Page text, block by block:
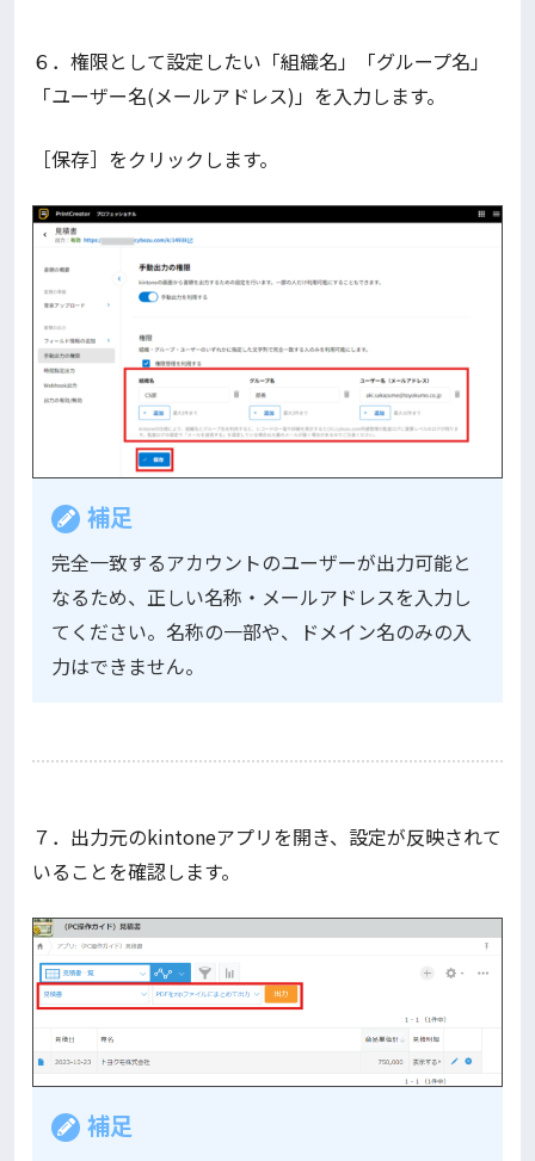
６．権限として設定したい「組織名」「グループ名」
「ユーザー名(メールアドレス)」を入力します。
［保存］をクリックします。
補足
完全一致するアカウントのユーザーが出力可能と
なるため、正しい名称・メールアドレスを入力し
てください。名称の一部や、ドメイン名のみの入
力はできません。
７．出力元のkintoneアプリを開き、設定が反映されて
いることを確認します。
補足